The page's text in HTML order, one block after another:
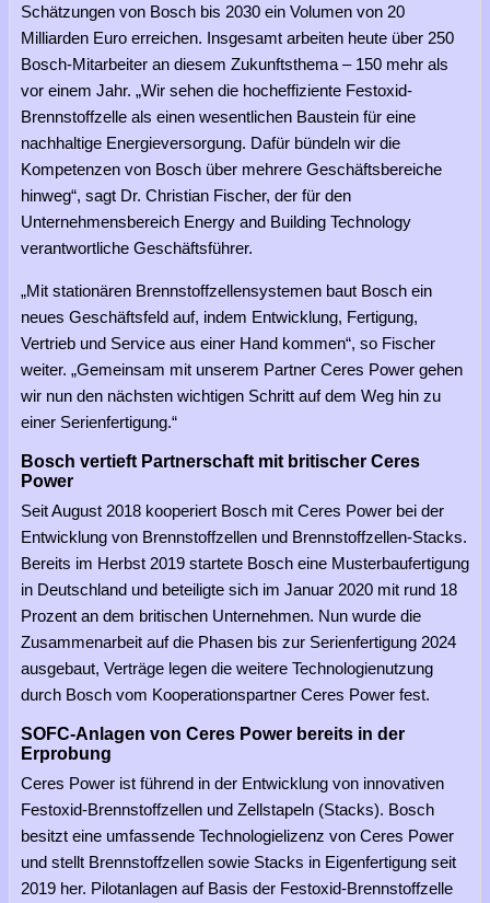
Schätzungen von Bosch bis 2030 ein Volumen von 20
Milliarden Euro erreichen. Insgesamt arbeiten heute über 250
Bosch-Mitarbeiter an diesem Zukunftsthema – 150 mehr als
vor einem Jahr. „Wir sehen die hocheffiziente Festoxid-
Brennstoffzelle als einen wesentlichen Baustein für eine
nachhaltige Energieversorgung. Dafür bündeln wir die
Kompetenzen von Bosch über mehrere Geschäftsbereiche
hinweg“, sagt Dr. Christian Fischer, der für den
Unternehmensbereich Energy and Building Technology
verantwortliche Geschäftsführer.
„Mit stationären Brennstoffzellensystemen baut Bosch ein
neues Geschäftsfeld auf, indem Entwicklung, Fertigung,
Vertrieb und Service aus einer Hand kommen“, so Fischer
weiter. „Gemeinsam mit unserem Partner Ceres Power gehen
wir nun den nächsten wichtigen Schritt auf dem Weg hin zu
einer Serienfertigung.“
Bosch vertieft Partnerschaft mit britischer Ceres
Power
Seit August 2018 kooperiert Bosch mit Ceres Power bei der
Entwicklung von Brennstoffzellen und Brennstoffzellen-Stacks.
Bereits im Herbst 2019 startete Bosch eine Musterbaufertigung
in Deutschland und beteiligte sich im Januar 2020 mit rund 18
Prozent an dem britischen Unternehmen. Nun wurde die
Zusammenarbeit auf die Phasen bis zur Serienfertigung 2024
ausgebaut, Verträge legen die weitere Technologienutzung
durch Bosch vom Kooperationspartner Ceres Power fest.
SOFC-Anlagen von Ceres Power bereits in der
Erprobung
Ceres Power ist führend in der Entwicklung von innovativen
Festoxid-Brennstoffzellen und Zellstapeln (Stacks). Bosch
besitzt eine umfassende Technologielizenz von Ceres Power
und stellt Brennstoffzellen sowie Stacks in Eigenfertigung seit
2019 her. Pilotanlagen auf Basis der Festoxid-Brennstoffzelle